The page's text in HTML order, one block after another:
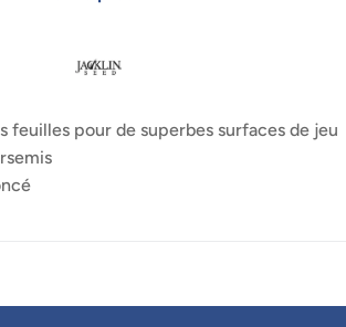
feuilles pour de superbes surfaces de jeu